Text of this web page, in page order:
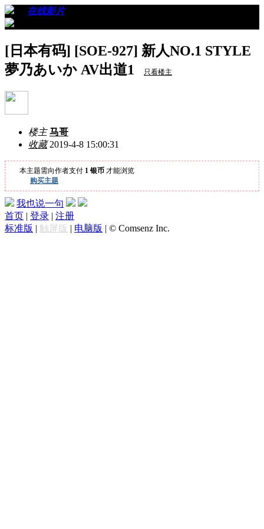
在线影片
[日本有码] [SOE-927] 新人NO.1 STYLE
夢乃あいか AV出道1
只看楼主
楼主 马哥
收藏2019-4-8 15:00:31
本主题需向作者支付 1 银币 才能浏览
购买主题
我也说一句
首页 | 登录 | 注册
标准版 | 触屏版 | 电脑版 | © Comsenz Inc.